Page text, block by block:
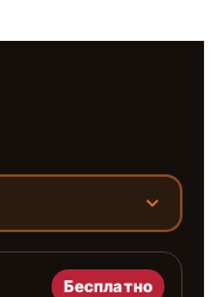
Бесплатно